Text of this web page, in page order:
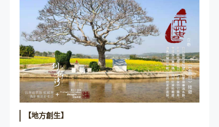
【地方創生】